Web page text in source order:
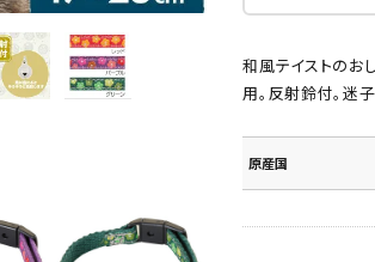
和風テイストのお
用。反射鈴付。迷
原産国